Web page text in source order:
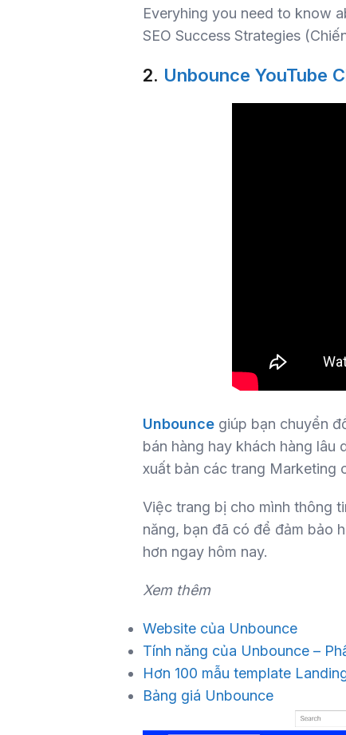
Everyhing you need to know
SEO Success Strategies
2. Unbounce YouTube
Unbouncegiúp bạn chuyển
bán hàng hay khách hàng lâu
xuất bản các trang Marketing
Việc trang bị cho mình thông
năng, bạn đã có để đảm bảo
hơn ngay hôm nay.
Xem thêm
Website của Unbounce
Tính năng của Unbounce –
Hơn 100 mẫu template
Bảng giá Unbounce